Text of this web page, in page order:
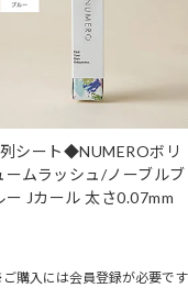
シート◆NUMEROボリ
ームラッシュ/ノーブルブ
ー Jカール 太さ0.07mm
購入には会員登録が必要です